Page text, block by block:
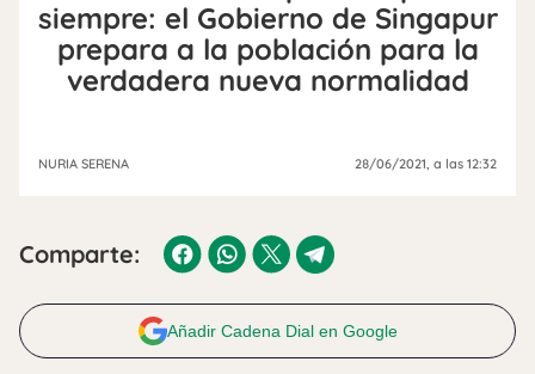
siempre: el Gobierno de Singapur
prepara a la población para la
verdadera nueva normalidad
NURIA SERENA 28/06/2021 , a las 12:32
Comparte:
Añadir Cadena Dial en Google